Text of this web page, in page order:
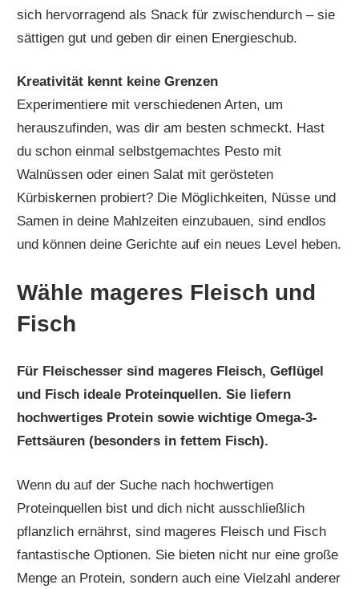
sich hervorragend als Snack für zwischendurch – sie
sättigen gut und geben dir einen Energieschub.
Kreativität kennt keine Grenzen
Experimentiere mit verschiedenen Arten, um
herauszufinden, was dir am besten schmeckt. Hast
du schon einmal selbstgemachtes Pesto mit
Walnüssen oder einen Salat mit gerösteten
Kürbiskernen probiert? Die Möglichkeiten, Nüsse und
Samen in deine Mahlzeiten einzubauen, sind endlos
und können deine Gerichte auf ein neues Level heben.
Wähle mageres Fleisch und
Fisch
Für Fleischesser sind mageres Fleisch, Geflügel
und Fisch ideale Proteinquellen. Sie liefern
hochwertiges Protein sowie wichtige Omega-3-
Fettsäuren (besonders in fettem Fisch).
Wenn du auf der Suche nach hochwertigen
Proteinquellen bist und dich nicht ausschließlich
pflanzlich ernährst, sind mageres Fleisch und Fisch
fantastische Optionen. Sie bieten nicht nur eine große
Menge an Protein, sondern auch eine Vielzahl anderer